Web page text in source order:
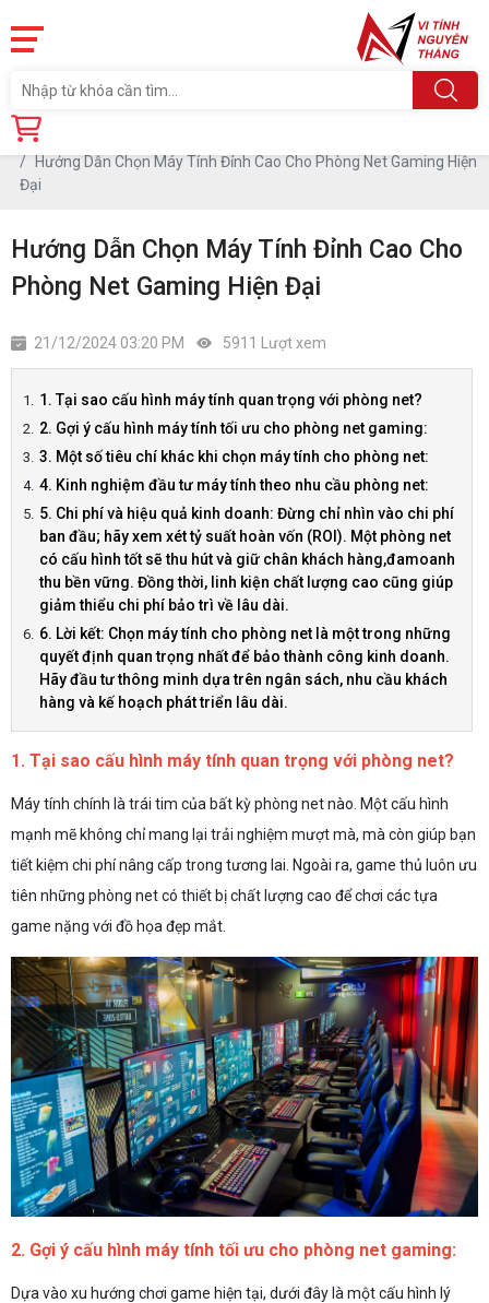
Trang chủ
Hướng Dẫn Chọn Máy Tính Đỉnh Cao Cho Phòng Net Gaming Hiện
Đại
Hướng Dẫn Chọn Máy Tính Đỉnh Cao Cho
Phòng Net Gaming Hiện Đại
21/12/2024 03:20 PM 5911 Lượt xem
1. Tại sao cấu hình máy tính quan trọng với phòng net?
2. Gợi ý cấu hình máy tính tối ưu cho phòng net gaming:
3. Một số tiêu chí khác khi chọn máy tính cho phòng net:
4. Kinh nghiệm đầu tư máy tính theo nhu cầu phòng net:
5. Chi phí và hiệu quả kinh doanh: Đừng chỉ nhìn vào chi phí
ban đầu; hãy xem xét tỷ suất hoàn vốn (ROI). Một phòng net
có cấu hình tốt sẽ thu hút và giữ chân khách hàng,đamoanh
thu bền vững. Đồng thời, linh kiện chất lượng cao cũng giúp
giảm thiểu chi phí bảo trì về lâu dài.
6. Lời kết: Chọn máy tính cho phòng net là một trong những
quyết định quan trọng nhất để bảo thành công kinh doanh.
Hãy đầu tư thông minh dựa trên ngân sách, nhu cầu khách
hàng và kế hoạch phát triển lâu dài.
1. Tại sao cấu hình máy tính quan trọng với phòng net?
Máy tính chính là trái tim của bất kỳ phòng net nào. Một cấu hình
mạnh mẽ không chỉ mang lại trải nghiệm mượt mà, mà còn giúp bạn
tiết kiệm chi phí nâng cấp trong tương lai. Ngoài ra, game thủ luôn ưu
tiên những phòng net có thiết bị chất lượng cao để chơi các tựa
game nặng với đồ họa đẹp mắt.
2. Gợi ý cấu hình máy tính tối ưu cho phòng net gaming:
Dựa vào xu hướng chơi game hiện tại, dưới đây là một cấu hình lý